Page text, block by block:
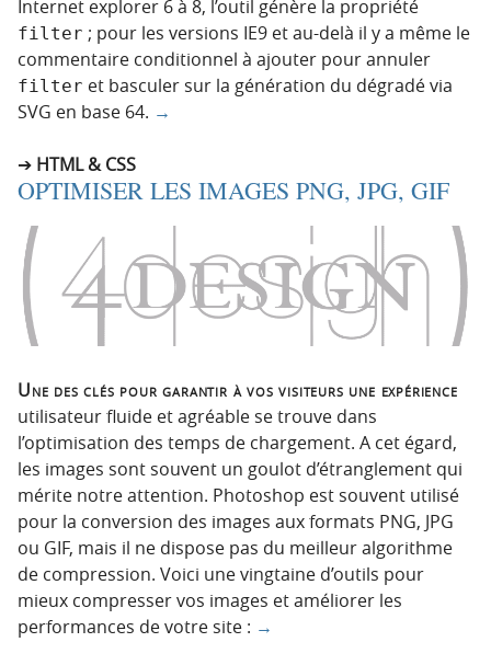
Internet explorer 6 à 8, l’outil génère la propriété
filter ; pour les versions IE9 et au-delà il y a même le
commentaire conditionnel à ajouter pour annuler
filter et basculer sur la génération du dégradé via
SVG en base 64. →
HTML & CSS
OPTIMISER LES IMAGES PNG, JPG, GIF
Une des clés pour garantir à vos visiteurs une expérience
utilisateur fluide et agréable se trouve dans
l’optimisation des temps de chargement. A cet égard,
les images sont souvent un goulot d’étranglement qui
mérite notre attention. Photoshop est souvent utilisé
pour la conversion des images aux formats PNG, JPG
ou GIF, mais il ne dispose pas du meilleur algorithme
de compression. Voici une vingtaine d’outils pour
mieux compresser vos images et améliorer les
performances de votre site : →